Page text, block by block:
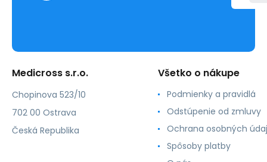
Medicross s.r.o.
Chopinova 523/10
702 00 Ostrava
Česká Republika
Všetko o nákupe
Podmienky a pravidlá
Odstúpenie od zmluvy
Ochrana osobných
Spôsoby platby